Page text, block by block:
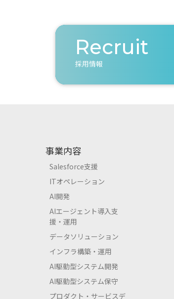
Recruit
採用情報
事業内容
Salesforce支援
ITオペレーション
AI開発
AIエージェント導入支
援・運用
データソリューション
インフラ構築・運用
AI駆動型システム開発
AI駆動型システム保守
プロダクト・サービスデ